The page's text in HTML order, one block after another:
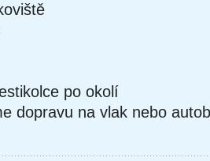
po okolí
dopravu na vlak nebo